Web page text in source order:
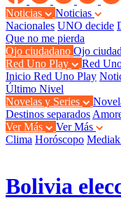
Noticias
Noticias
Nacionales UNO decide
Que no me pierda
Ojo ciudadano Ojo
Red Uno Play
Red
Inicio Red Uno Play
Último Nivel
Novelas y Series
Destinos separados
Ver Más
Ver Más
Clima Horóscopo
Bolivia